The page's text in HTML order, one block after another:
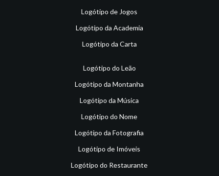
Logótipo de Jogos
Logótipo da Academia
Logótipo da Carta
Logótipo do Leão
Logótipo da Montanha
Logótipo da Música
Logótipo do Nome
Logótipo da Fotografia
Logótipo de Imóveis
Logótipo do Restaurante